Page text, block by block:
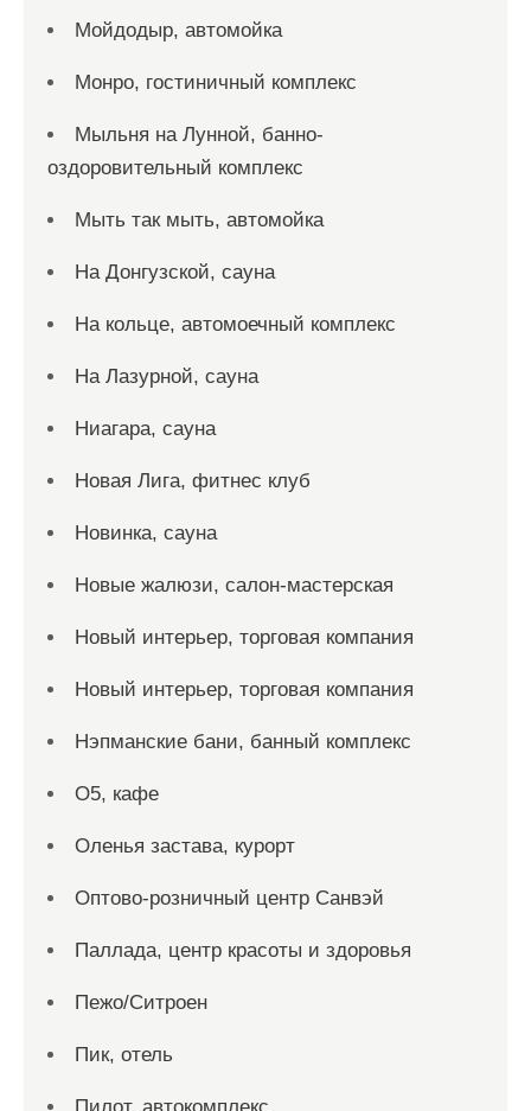
Мойдодыр, автомойка
Монро, гостиничный комплекс
Мыльня на Лунной, банно-
оздоровительный комплекс
Мыть так мыть, автомойка
На Донгузской, сауна
На кольце, автомоечный комплекс
На Лазурной, сауна
Ниагара, сауна
Новая Лига, фитнес клуб
Новинка, сауна
Новые жалюзи, салон-мастерская
Новый интерьер, торговая компания
Новый интерьер, торговая компания
Нэпманские бани, банный комплекс
О5, кафе
Оленья застава, курорт
Оптово-розничный центр Санвэй
Паллада, центр красоты и здоровья
Пежо/Ситроен
Пик, отель